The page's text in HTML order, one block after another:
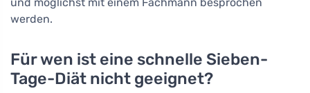
und möglichst mit einem Fachmann besprochen
werden.
Für wen ist eine schnelle Sieben-
Tage-Diät nicht geeignet?